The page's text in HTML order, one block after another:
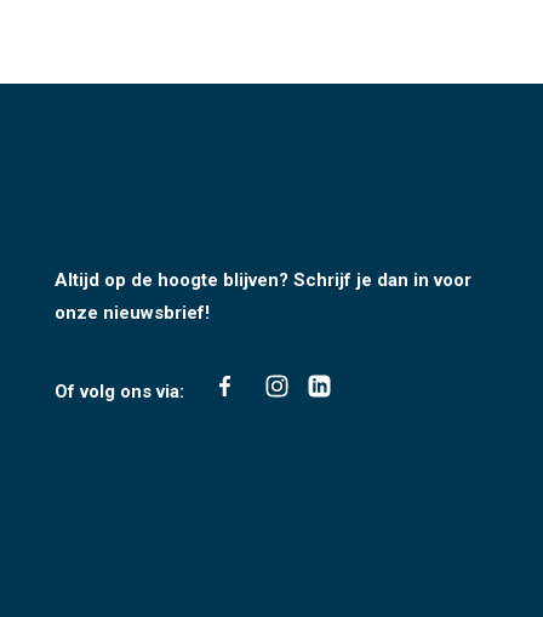
Altijd op de hoogte blijven? Schrijf je dan in voor
onze nieuwsbrief!
Of volg ons via: